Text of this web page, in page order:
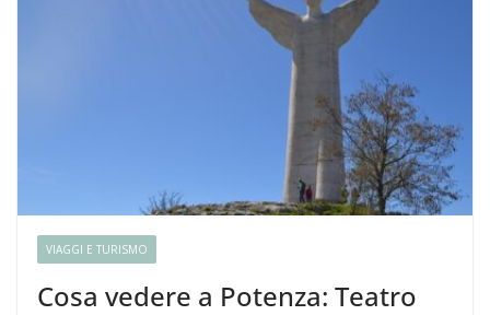
VIAGGI E TURISMO
Cosa vedere a Potenza: Teatro